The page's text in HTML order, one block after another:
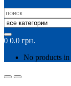
Search
for:
0 0.0 грн.
No products in